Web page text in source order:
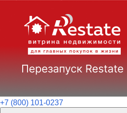
+7 (800) 101-0237